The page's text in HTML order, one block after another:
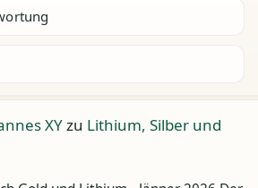
XYzu Lithium, Silber und